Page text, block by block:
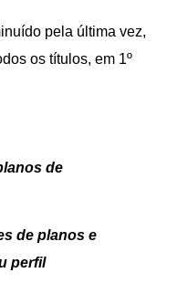
pela última vez,
os títulos, em 1º
de
de planos e
perfil